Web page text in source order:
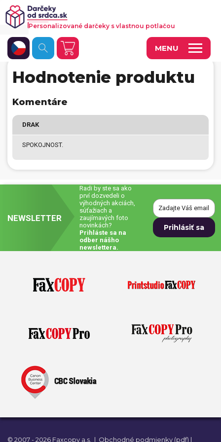
MENU
Fotoobrazy a dekorácie
Kalendáre
Fotoknihy a fotozošity
Tašky, vaky, ruksaky
Prívesky, dog tagy, odznaky
Darčeky
Úvod Produkty
Kontakty
Personalizované darčeky s vlastnou potlačou
Hodnotenie produktu
Komentáre
DRAK
SPOKOJNOST.
NEWSLETTER
Radi by ste sa ako
prví dozvedeli o
výhodných akciách,
súťažiach a
zaujímavých foto
novinkách?
Prihláste sa na
odber nášho
newslettera.
© 2007 - 2026 Faxcopy a.s. | Obchodné podmienky (pdf) |